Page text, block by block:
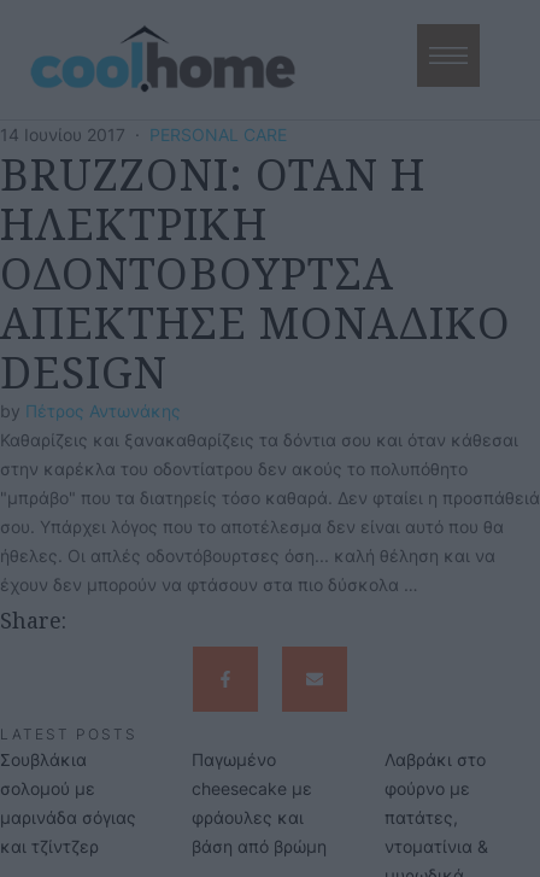
14 Ιουνίου 2017 · PERSONAL CARE
BRUZZONI: ΟΤΑΝ Η
ΗΛΕΚΤΡΙΚΗ
ΟΔΟΝΤΟΒΟΥΡΤΣΑ
ΑΠΕΚΤΗΣΕ ΜΟΝΑΔΙΚΟ
DESIGN
by Πέτρος Αντωνάκης
Καθαρίζεις και ξανακαθαρίζεις τα δόντια σου και όταν κάθεσαι
στην καρέκλα του οδοντίατρου δεν ακούς το πολυπόθητο
"μπράβο" που τα διατηρείς τόσο καθαρά. Δεν φταίει η προσπάθειά
σου. Υπάρχει λόγος που το αποτέλεσμα δεν είναι αυτό που θα
ήθελες. Οι απλές οδοντόβουρτσες όση... καλή θέληση και να
έχουν δεν μπορούν να φτάσουν στα πιο δύσκολα …
Share:
LATEST POSTS
Σουβλάκια
σολομού με
μαρινάδα σόγιας
και τζίντζερ
Παγωμένο
cheesecake με
φράουλες και
βάση από βρώμη
Λαβράκι στο
φούρνο με
πατάτες,
ντοματίνια &